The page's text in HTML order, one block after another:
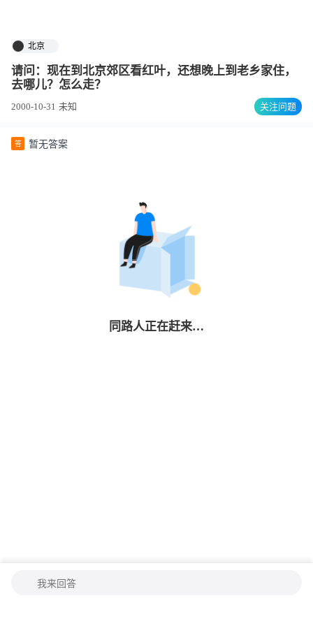
北京
请问：现在到北京郊区看红叶，还想晚上到老乡家住，
去哪儿？怎么走？
2000-10-31 未知 关注问题
答 暂无答案
同路人正在赶来…